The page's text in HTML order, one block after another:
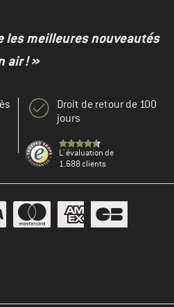
les meilleures nouveautés
air ! »
Droit de retour de 100
jours
L' évaluation de
1.688 clients